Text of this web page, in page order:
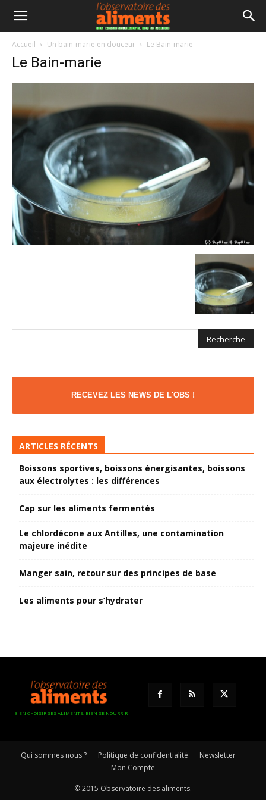
Accueil Un bain-marie en douceur Le Bain-marie
Le Bain-marie
RECEVEZ LES NEWS DE L'OBS !
ARTICLES RÉCENTS
Boissons sportives, boissons énergisantes, boissons
aux électrolytes : les différences
Cap sur les aliments fermentés
Le chlordécone aux Antilles, une contamination
majeure inédite
Manger sain, retour sur des principes de base
Les aliments pour s’hydrater
BIEN CHOISIR SES ALIMENTS, BIEN SE NOURRIR
Qui sommes nous ? Politique de confidentialité
Newsletter
Mon Compte
© 2015 Observatoire des aliments.